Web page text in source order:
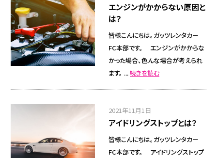
エンジンがかからない原因と
は？
皆様こんにちは。ガッツレンタカー
FC本部です。 エンジンがかからな
かった場合、色んな場合が考えられ
ます。 ...続きを読む
2021年11月1日
アイドリングストップとは？
皆様こんにちは。ガッツレンタカー
FC本部です。 アイドリングストップ